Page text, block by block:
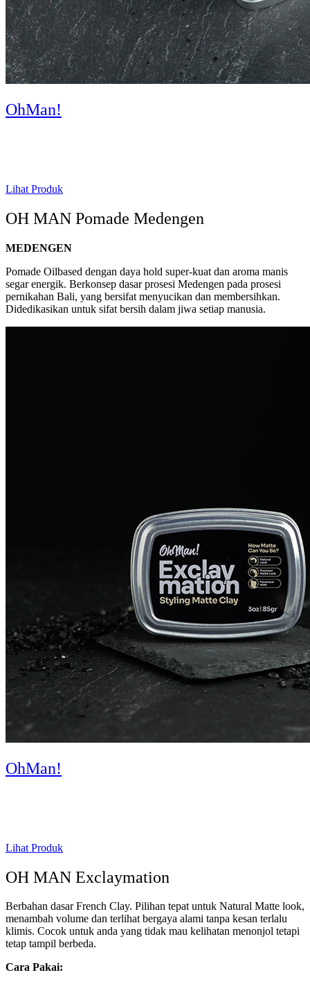
OhMan!
Lihat Produk
OH MAN Pomade Medengen
MEDENGEN
Pomade Oilbased dengan daya hold super-kuat dan aroma manis
segar energik. Berkonsep dasar prosesi Medengen pada prosesi
pernikahan Bali, yang bersifat menyucikan dan membersihkan.
Didedikasikan untuk sifat bersih dalam jiwa setiap manusia.
OhMan!
Lihat Produk
OH MAN Exclaymation
Berbahan dasar French Clay. Pilihan tepat untuk Natural Matte look,
menambah volume dan terlihat bergaya alami tanpa kesan terlalu
klimis. Cocok untuk anda yang tidak mau kelihatan menonjol tetapi
tetap tampil berbeda.
Cara Pakai: